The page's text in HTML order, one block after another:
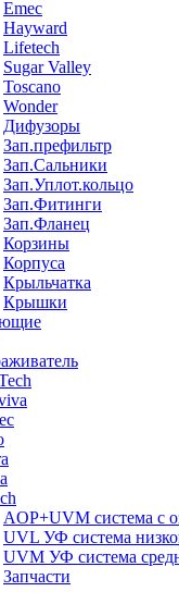
Emec
Hayward
Lifetech
Sugar Valley
Toscano
Wonder
Дифузоры
Зап.префильтр
Зап.Сальники
Зап.Уплот.кольцо
Зап.Фитинги
Зап.Фланец
Корзины
Корпуcа
Крыльчатка
Крышки
AOP+UVM система с
UVL УФ система
UVM УФ система
Запчасти